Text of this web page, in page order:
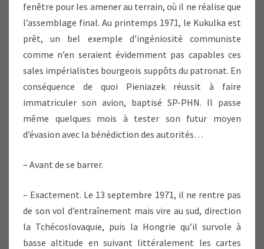
fenêtre pour les amener au terrain, où il ne réalise que
l’assemblage final. Au printemps 1971, le Kukulka est
prêt, un bel exemple d’ingéniosité communiste
comme n’en seraient évidemment pas capables ces
sales impérialistes bourgeois suppôts du patronat. En
conséquence de quoi Pieniazek réussit à faire
immatriculer son avion, baptisé SP-PHN. Il passe
même quelques mois à tester son futur moyen
d’évasion avec la bénédiction des autorités…
– Avant de se barrer.
– Exactement. Le 13 septembre 1971, il ne rentre pas
de son vol d’entraînement mais vire au sud, direction
la Tchécoslovaquie, puis la Hongrie qu’il survole à
basse altitude en suivant littéralement les cartes